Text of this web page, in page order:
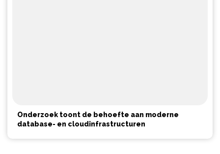
Onderzoek toont de behoefte aan moderne
database- en cloudinfrastructuren